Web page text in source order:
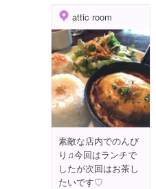
attic room
素敵な店内でのんび
り♫今回はランチで
したが次回はお茶し
たいです♡